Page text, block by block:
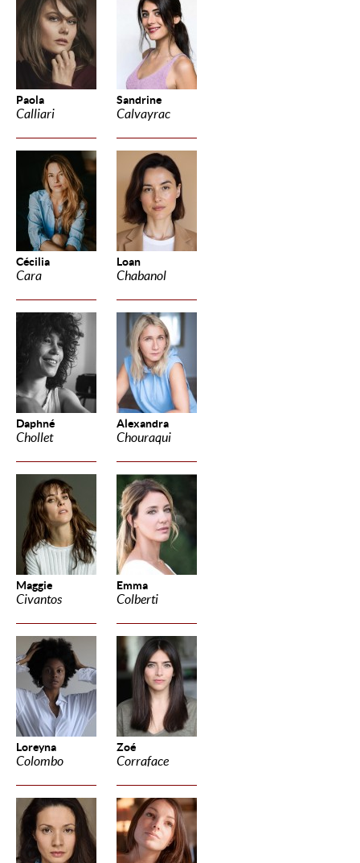
Paola
Calliari
Sandrine
Calvayrac
Cécilia
Cara
Loan
Chabanol
Daphné
Chollet
Alexandra
Chouraqui
Maggie
Civantos
Emma
Colberti
Loreyna
Colombo
Zoé
Corraface